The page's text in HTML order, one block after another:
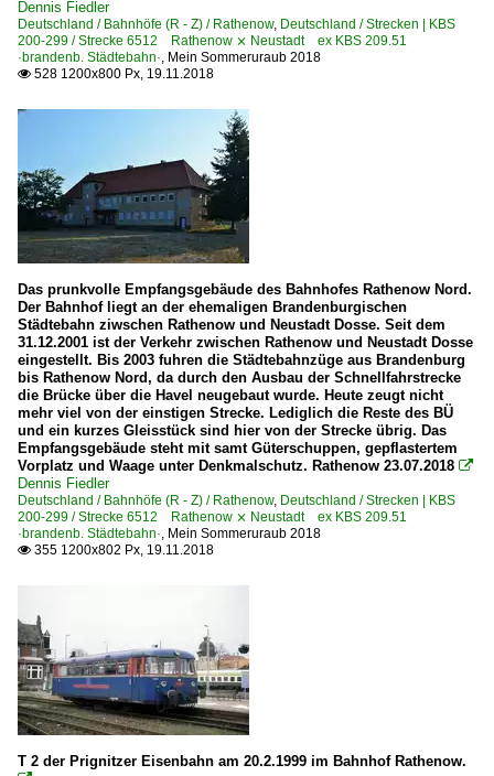
Captrain - RegioBahn Bitterfeld Berlin GmbH ·RBB·
Captrain Deutschland GmbH ·CTD· ab 01.2010
CTL Logistik GmbH, Berlin
DB AutoZug GmbH, Dortmund
DB Cargo Deutschland AG, Mainz ex DB Schenker
DB Fahrwegdienste GmbH, Frankfurt/Main ·DBFWD·
DB Fernverkehr AG, Frankfurt (Main)
EBM Cargo GmbH
EfW-Verkehrsgesellschaft mbH, Frechen
Eisenbahnen und Verkehrsbetriebe Elbe-Weser GmbH,
Eisenbahngesellschaft Potsdam ·EGP·
Erfurter Bahnservice Gesellschaft mbH ·EBS·
FlixTrain GmbH, München ·FLX·
Häfen - Und Güterverkehr Köln ·HGK·
Hanseatische Eisenbahn GmbH, Putlitz ·HANS·
Havelländische Eisenbahn AG ·HVLE·
Unternehmen (L - Z)
Leipziger Eisenbahnverkehrsgesellschaft mbH ·LEG·
Locon Logistik und Consulting AG, Berlin
Lokomotion Gesellschaft für Schienentraktion mbH ·LM·
Dennis Fiedler
Deutschland / Bahnhöfe (R - Z) / Rathenow, Deutschland / Strecken | KBS
200-299 / Strecke 6512 Rathenow ⨯ Neustadt ex KBS 209.51
·brandenb. Städtebahn·, Mein Sommeruraub 2018
 528 1200x800 Px, 19.11.2018
Das prunkvolle Empfangsgebäude des Bahnhofes Rathenow Nord.
Der Bahnhof liegt an der ehemaligen Brandenburgischen
Städtebahn ziwschen Rathenow und Neustadt Dosse. Seit dem
31.12.2001 ist der Verkehr zwischen Rathenow und Neustadt Dosse
eingestellt. Bis 2003 fuhren die Städtebahnzüge aus Brandenburg
bis Rathenow Nord, da durch den Ausbau der Schnellfahrstrecke
die Brücke über die Havel neugebaut wurde. Heute zeugt nicht
mehr viel von der einstigen Strecke. Lediglich die Reste des BÜ
und ein kurzes Gleisstück sind hier von der Strecke übrig. Das
Empfangsgebäude steht mit samt Güterschuppen, gepflastertem
Vorplatz und Waage unter Denkmalschutz. Rathenow 23.07.2018 
Dennis Fiedler
Deutschland / Bahnhöfe (R - Z) / Rathenow, Deutschland / Strecken | KBS
200-299 / Strecke 6512 Rathenow ⨯ Neustadt ex KBS 209.51
·brandenb. Städtebahn·, Mein Sommeruraub 2018
 355 1200x802 Px, 19.11.2018
T 2 der Prignitzer Eisenbahn am 20.2.1999 im Bahnhof Rathenow.